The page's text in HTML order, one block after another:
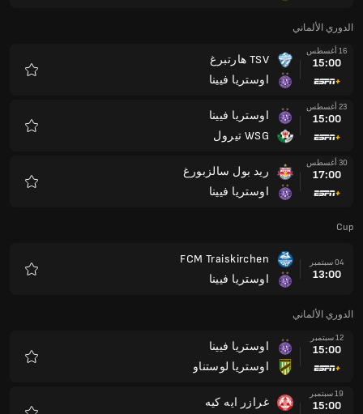
الدوري الألماني
16 أغسطس
15:00
TSV هارتبرغ
اوستريا فيينا
23 أغسطس
15:00
اوستريا فيينا
WSG تيرول
30 أغسطس
17:00
ريد بول سالزبورغ
اوستريا فيينا
Cup
04 سبتمبر
13:00
FCM Traiskirchen
اوستريا فيينا
الدوري الألماني
12 سبتمبر
15:00
اوستريا فيينا
اوستريا لوستناو
19 سبتمبر
15:00
غرازر ايه كيه